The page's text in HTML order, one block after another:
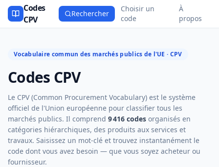
Codes
CPV
Rechercher
Choisir un
code
À
propos
Vocabulaire commun des marchés publics de l'UE · CPV
Codes CPV
Le CPV (Common Procurement Vocabulary) est le système
officiel de l'Union européenne pour classifier tous les
marchés publics. Il comprend 9 416 codes organisés en
catégories hiérarchiques, des produits aux services et
travaux. Saisissez un mot-clé et trouvez instantanément le
code dont vous avez besoin — que vous soyez acheteur ou
fournisseur.